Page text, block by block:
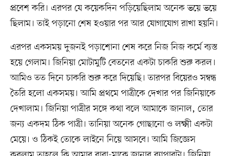
প্রবেশ করি। এরপর যে কয়েকদিন পড়িয়েছিলাম অনেক ভয়ে ভয়ে
ছিলাম। তাই পড়ানো শেষ হওয়ার পর আর যোগাযোগ রাখা হয়নি।
এরপর একসময় দুজনই পড়াশোনা শেষ করে নিজ নিজ কর্মে ব্যস্ত
হয়ে গেলাম। জিনিয়া মোটামুটি বেতনের একটা চাকরি শুরু করল।
আমিও তত দিনে চাকরি শুরু করে দিয়েছি। তারপর বিয়েরও সম্বন্ধ
তৈরি হলো একসময়। আমি প্রথমে পাত্রীকে দেখার পর জিনিয়াকে
দেখালাম। জিনিয়া পাত্রীর সঙ্গে কথা বলে আমাকে জানাল, তোর
জন্য একদম ঠিক পাত্রী। তানিয়া অনেক গোছানো ও লক্ষ্মী একটা
মেয়ে। ও ঠিকই তোকে লাইনে নিয়ে আসবে। আমি জিজ্ঞেস